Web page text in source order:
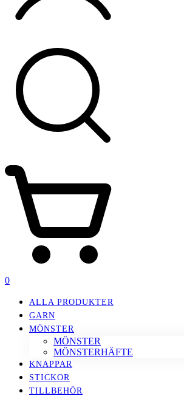
0
ALLA PRODUKTER
GARN
MÖNSTER
MÖNSTER
MÖNSTERHÄFTE
KNAPPAR
STICKOR
TILLBEHÖR